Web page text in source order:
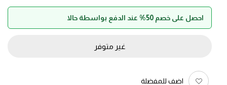
احصل على خصم 50% عند الدفع بواسطة حالا
غير متوفر
اضف للمفضلة